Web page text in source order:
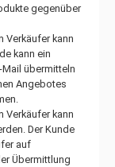
gegenüber
Verkäufer kann
kann ein
übermitteln
Angebotes
Verkäufer kann
Der Kunde
auf
Übermittlung